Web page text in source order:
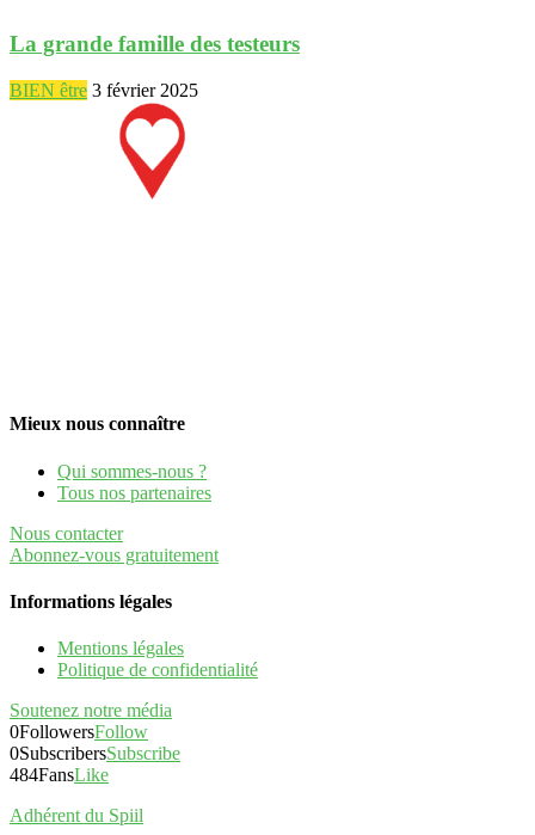
La grande famille des testeurs
BIEN être 3 février 2025
Mieux nous connaître
Qui sommes-nous ?
Tous nos partenaires
Nous contacter
Abonnez-vous gratuitement
Informations légales
Mentions légales
Politique de confidentialité
Soutenez notre média
0FollowersFollow
0SubscribersSubscribe
484FansLike
Adhérent du Spiil